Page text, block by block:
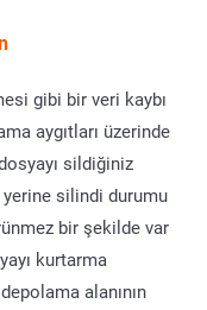
gibi bir veri kaybı
aygıtları üzerinde
sildiğiniz
yerine silindi durumu
bir şekilde var
kurtarma
alanının